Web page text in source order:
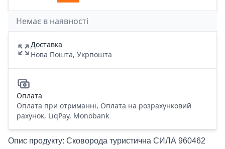
Немає в наявності
Доставка
Нова Пошта, Укрпошта
Оплата
Оплата при отриманні, Оплата на розрахунковий
рахунок, LiqPay, Monobank
Опис продукту: Сковорода туристична СИЛА 960462